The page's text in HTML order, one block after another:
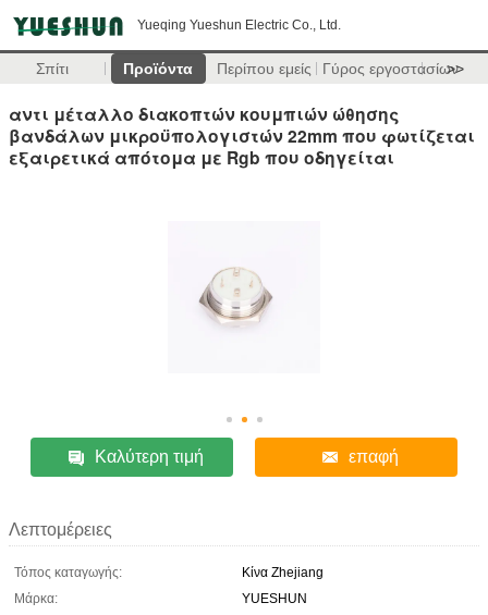
Yueqing Yueshun Electric Co., Ltd.
Σπίτι Προϊόντα Περίπου εμείς Γύρος εργοστασίων
>>
αντι μέταλλο διακοπτών κουμπιών ώθησης
βανδάλων μικροϋπολογιστών 22mm που φωτίζεται
εξαιρετικά απότομα με Rgb που οδηγείται
Καλύτερη τιμή επαφή
Λεπτομέρειες
Τόπος καταγωγής:
Κίνα Zhejiang
Μάρκα:
YUESHUN